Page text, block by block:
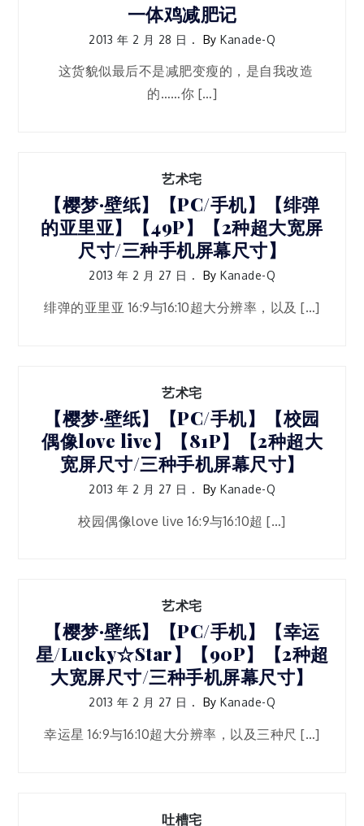
一体鸡减肥记
2013 年 2 月 28 日 By Kanade-Q
这货貌似最后不是减肥变瘦的，是自我改造
的……你 […]
艺术宅
【樱梦·壁纸】【PC/手机】【绯弹
的亚里亚】【49P】【2种超大宽屏
尺寸/三种手机屏幕尺寸】
2013 年 2 月 27 日 By Kanade-Q
绯弹的亚里亚 16:9与16:10超大分辨率，以及 […]
艺术宅
【樱梦·壁纸】【PC/手机】【校园
偶像love live】【81P】【2种超大
宽屏尺寸/三种手机屏幕尺寸】
2013 年 2 月 27 日 By Kanade-Q
校园偶像love live 16:9与16:10超 […]
艺术宅
【樱梦·壁纸】【PC/手机】【幸运
星/Lucky☆Star】【90P】【2种超
大宽屏尺寸/三种手机屏幕尺寸】
2013 年 2 月 27 日 By Kanade-Q
幸运星 16:9与16:10超大分辨率，以及三种尺 […]
吐槽宅